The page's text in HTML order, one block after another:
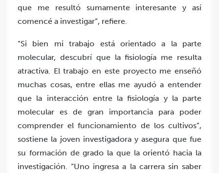
que me resultó sumamente interesante y así
comencé a investigar”, refiere.
“Si bien mi trabajo está orientado a la parte
molecular, descubrí que la fisiología me resulta
atractiva. El trabajo en este proyecto me enseñó
muchas cosas, entre ellas me ayudó a entender
que la interacción entre la fisiología y la parte
molecular es de gran importancia para poder
comprender el funcionamiento de los cultivos”,
sostiene la joven investigadora y asegura que fue
su formación de grado la que la orientó hacia la
investigación. “Uno ingresa a la carrera sin saber